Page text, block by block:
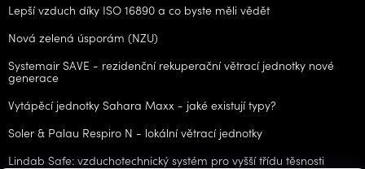
Lepší vzduch díky ISO 16890 a co byste měli vědět
Nová zelená úsporám (NZU)
Systemair SAVE - rezidenční rekuperační větrací jednotky nové
generace
Vytápěcí jednotky Sahara Maxx - jaké existují typy?
Soler & Palau Respiro N - lokální větrací jednotky
Lindab Safe: vzduchotechnický systém pro vyšší třídu těsnosti